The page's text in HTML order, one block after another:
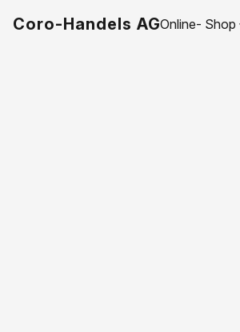
Coro-Handels AGOnline- Shop